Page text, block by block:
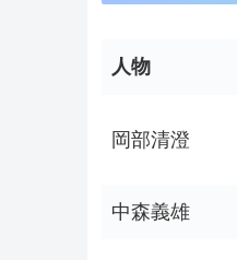
人物
岡部清澄
中森義雄